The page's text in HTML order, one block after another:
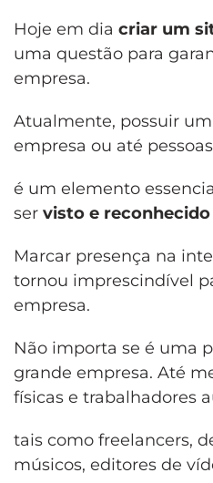
Hoje em dia criar um
uma questão para
empresa.
Atualmente, possuir
empresa ou até
é um elemento
ser visto e
Marcar presença na
tornou imprescindível
empresa.
Não importa se é uma
grande empresa. Até
físicas e trabalhadores
tais como freelancers,
músicos, editores de